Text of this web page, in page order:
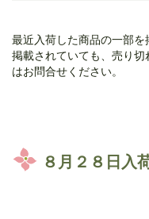
最近入荷した商品の一部
掲載されていても、売り切
はお問合せください。
８月２８日入